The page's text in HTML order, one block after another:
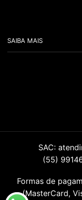
SAIBA MAIS
SAC:
(55)
Formas de
(MasterCard,